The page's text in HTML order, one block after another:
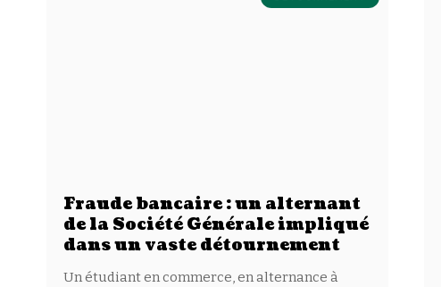
Fraude bancaire : un alternant
de la Société Générale impliqué
dans un vaste détournement
Un étudiant en commerce, en alternance à